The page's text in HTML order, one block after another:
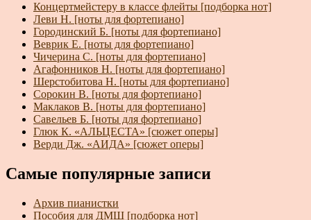
Концертмейстеру в классе флейты [подборка нот]
Леви Н. [ноты для фортепиано]
Городинский Б. [ноты для фортепиано]
Веврик Е. [ноты для фортепиано]
Чичерина С. [ноты для фортепиано]
Агафонников Н. [ноты для фортепиано]
Шерстобитова Н. [ноты для фортепиано]
Сорокин В. [ноты для фортепиано]
Маклаков В. [ноты для фортепиано]
Савельев Б. [ноты для фортепиано]
Глюк К. «АЛЬЦЕСТА» [сюжет оперы]
Верди Дж. «АИДА» [сюжет оперы]
Самые популярные записи
Архив пианистки
Пособия для ДМШ [подборка нот]